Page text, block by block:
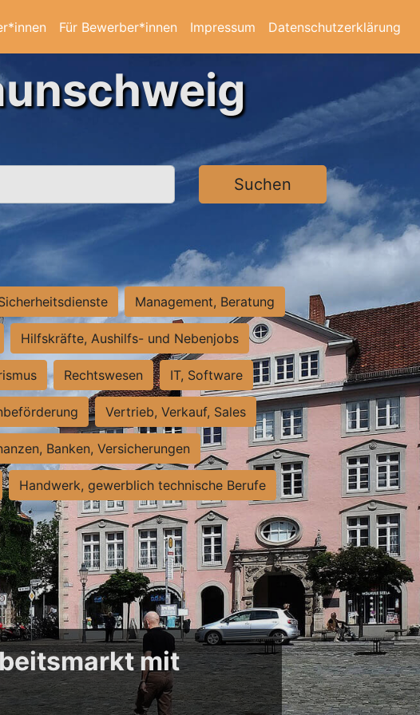
Für Bewerber*innen Impressum Datenschutzerklärung
Suchen
Management, Beratung
Hilfskräfte, Aushilfs- und Nebenjobs
Rechtswesen IT, Software
Vertrieb, Verkauf, Sales
Banken, Versicherungen
Handwerk, gewerblich technische Berufe
mit